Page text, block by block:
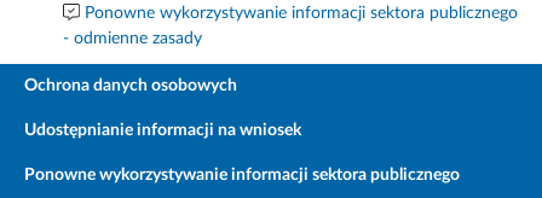
Ponowne wykorzystywanie informacji sektora publicznego
- odmienne zasady
Ochrona danych osobowych
Udostępnianie informacji na wniosek
Ponowne wykorzystywanie informacji sektora publicznego